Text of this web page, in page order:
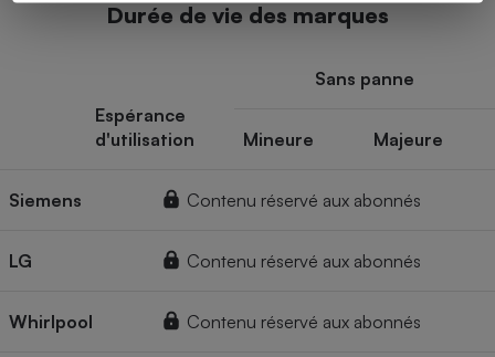
Durée de vie des marques
Espérance
d'utilisation
Sans panne
Mineure Majeure
Siemens Contenu réservé aux abonnés
LG Contenu réservé aux abonnés
Whirlpool Contenu réservé aux abonnés